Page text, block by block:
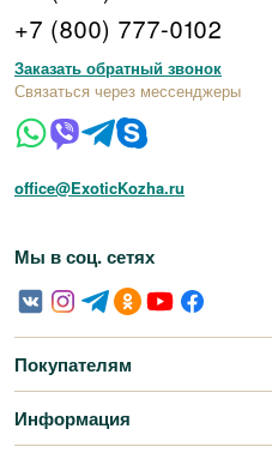
+7 (800) 777-0102
Заказать обратный звонок
Связаться через мессенджеры
office@ExoticKozha.ru
Мы в соц. сетях
Покупателям
Информация